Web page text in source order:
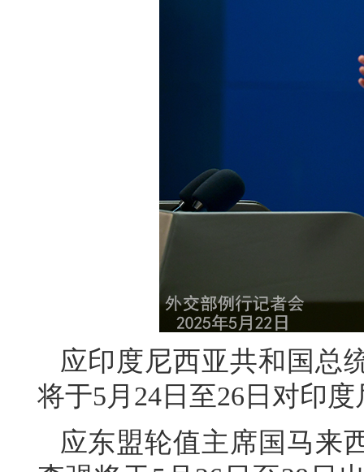
应印度尼西亚共和国总
将于5月24日至26日对印
应东盟轮值主席国马来